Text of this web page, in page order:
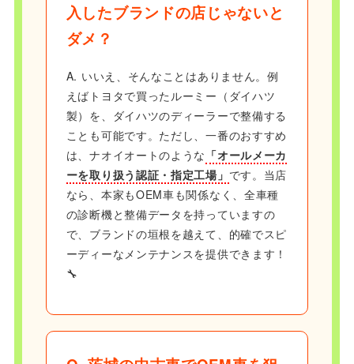
入したブランドの店じゃないと
ダメ？
A. いいえ、そんなことはありません。例
えばトヨタで買ったルーミー（ダイハツ
製）を、ダイハツのディーラーで整備する
ことも可能です。ただし、一番のおすすめ
は、ナオイオートのような 「オールメーカ
ーを取り扱う認証・指定工場」 です。当店
なら、本家もOEM車も関係なく、全車種
の診断機と整備データを持っていますの
で、ブランドの垣根を越えて、的確でスピ
ーディーなメンテナンスを提供できます！
🔧